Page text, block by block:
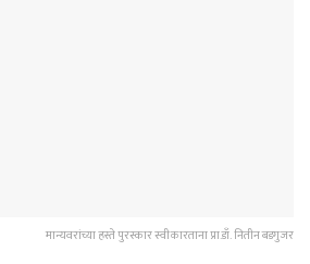
मान्यवरांच्या हस्ते पुरस्कार स्वीकारताना प्रा.डाँ. नितीन बडगुजर